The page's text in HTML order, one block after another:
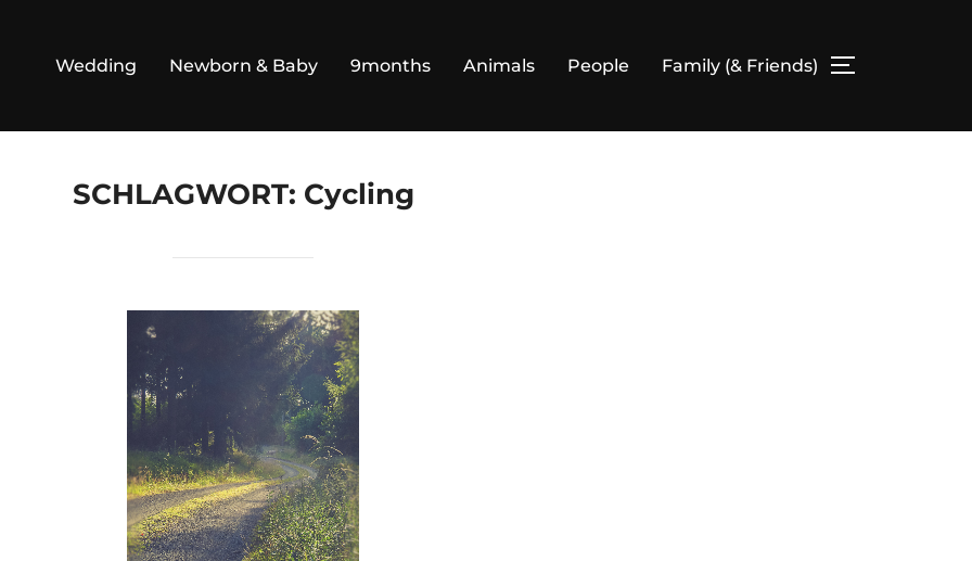
Wedding Newborn & Baby 9months Animals People Family (& Friends)
SCHLAGWORT: Cycling